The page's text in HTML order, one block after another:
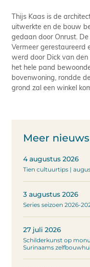
Thijs Kaas is de
uitwerkte en de bouw
gedaan door Onrust.
Vermeer gerestaureerd
werd door Dick van
het hele pand
bovenwoning, rondde
grond zal een winkel
Meer nieuws
4 augustus 2026
Tien cultuurtips |
3 augustus 2026
Series seizoen 2026-
27 juli 2026
Schilderkunst op
Surinaams